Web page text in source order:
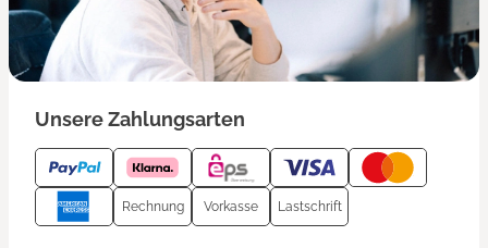
Unsere Zahlungsarten
Rechnung Vorkasse Lastschrift